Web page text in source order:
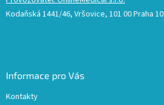
Kodaňská 1441/46, Vršovice, 101 00 Praha 10
Informace pro Vás
Kontakty